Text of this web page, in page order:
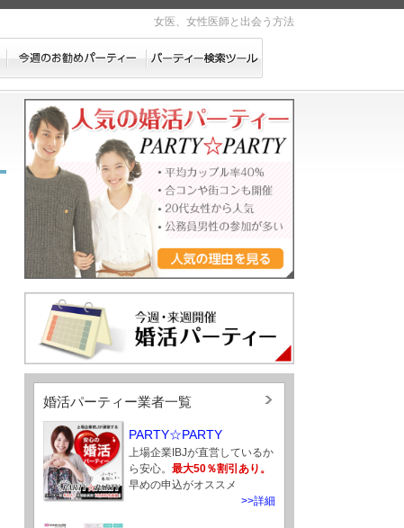
女医、女性医師と出会う方法
婚活パーティー業者一覧
PARTY☆PARTY
上場企業IBJが直営しているか
ら安心。最大50％割引あり。
早めの申込がオススメ
>>詳細